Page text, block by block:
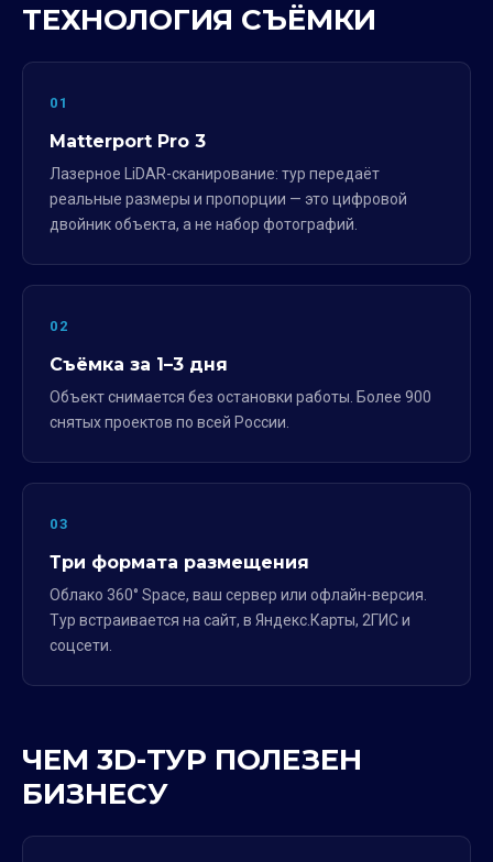
ТЕХНОЛОГИЯ СЪЁМКИ
01
Matterport Pro 3
Лазерное LiDAR-сканирование: тур передаёт
реальные размеры и пропорции — это цифровой
двойник объекта, а не набор фотографий.
02
Съёмка за 1–3 дня
Объект снимается без остановки работы. Более 900
снятых проектов по всей России.
03
Три формата размещения
Облако 360° Space, ваш сервер или офлайн-версия.
Тур встраивается на сайт, в Яндекс.Карты, 2ГИС и
соцсети.
ЧЕМ 3D-ТУР ПОЛЕЗЕН
БИЗНЕСУ